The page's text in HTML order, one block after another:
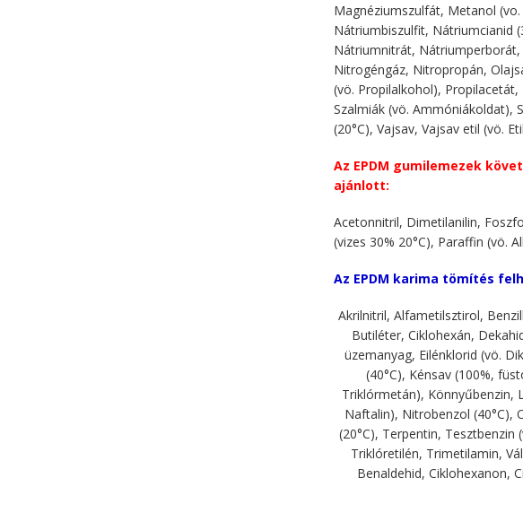
Magnéziumszulfát, Metanol
Nátriumbiszulfit, Nátriumcianid
Nátriumnitrát,
Nitrogéngáz, Nitropropán,
(vö. Propilalkohol), Propilacetát,
Szalmiák (vö. Ammóniákoldat),
(20°C), Vajsav, Vajsav etil (vö.
Az EPDM gumilemezek
ajánlott:
Acetonnitril, Dimetilanilin,
(vizes 30% 20°C), Paraffin (vö.
Az EPDM karima tömítés
Akrilnitril, Alfametilsztirol,
Butiléter, Ciklohexán,
üzemanyag, Eilénklorid (vö.
(40°C), Kénsav (100%,
Triklórmetán), Könnyűbenzin,
Naftalin), Nitrobenzol (40°C),
(20°C), Terpentin,
Triklóretilén, Trimetilamin,
Benaldehid, Ciklohexanon,